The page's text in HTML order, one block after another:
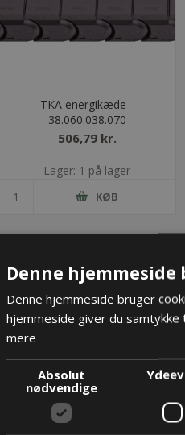
TKA energikæde -
38.060.038.070
506,79 kr.
Lager: 1 på lager
KØB
Denne hjemmeside
Denne hjemmeside bruger
hjemmeside giver du
mere
Absolut
nødvendige